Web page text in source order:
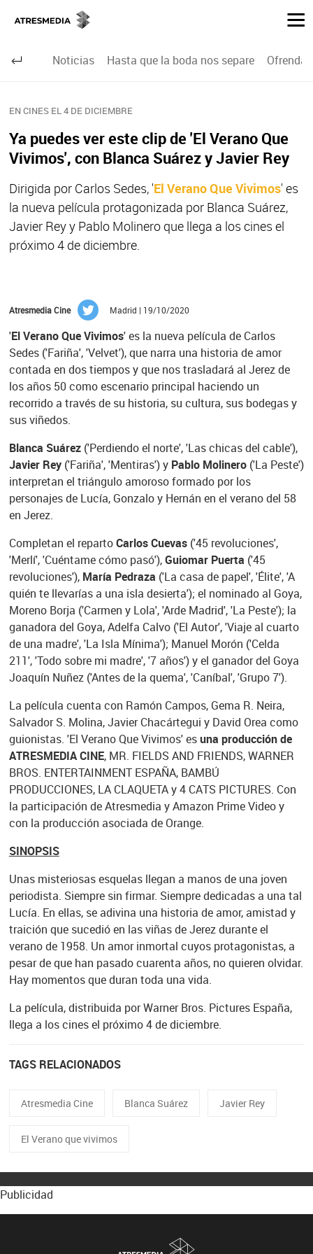
Noticias Hasta que la boda nos separe Ofrenda
EN CINES EL 4 DE DICIEMBRE
Ya puedes ver este clip de 'El Verano Que
Vivimos', con Blanca Suárez y Javier Rey
Dirigida por Carlos Sedes, 'El Verano Que Vivimos' es
la nueva película protagonizada por Blanca Suárez,
Javier Rey y Pablo Molinero que llega a los cines el
próximo 4 de diciembre.
Atresmedia Cine Madrid | 19/10/2020
'El Verano Que Vivimos' es la nueva película de Carlos
Sedes ('Fariña', 'Velvet'), que narra una historia de amor
contada en dos tiempos y que nos trasladará al Jerez de
los años 50 como escenario principal haciendo un
recorrido a través de su historia, su cultura, sus bodegas y
sus viñedos.
Blanca Suárez ('Perdiendo el norte', 'Las chicas del cable'),
Javier Rey('Fariña', 'Mentiras') y Pablo Molinero('La Peste')
interpretan el triángulo amoroso formado por los
personajes de Lucía, Gonzalo y Hernán en el verano del 58
en Jerez.
Completan el repartoCarlos Cuevas('45 revoluciones',
'Merlí', 'Cuéntame cómo pasó'),Guiomar Puerta ('45
revoluciones'), María Pedraza ('La casa de papel', 'Élite', 'A
quién te llevarías a una isla desierta'); el nominado al Goya,
Moreno Borja ('Carmen y Lola', 'Arde Madrid', 'La Peste'); la
ganadora del Goya, Adelfa Calvo ('El Autor', 'Viaje al cuarto
de una madre', 'La Isla Mínima'); Manuel Morón ('Celda
211', 'Todo sobre mi madre', '7 años') y el ganador del Goya
Joaquín Nuñez ('Antes de la quema', 'Caníbal', 'Grupo 7').
La película cuenta con Ramón Campos, Gema R. Neira,
Salvador S. Molina, Javier Chacártegui y David Orea como
guionistas. 'El Verano Que Vivimos' esuna producción de
ATRESMEDIA CINE, MR. FIELDS AND FRIENDS, WARNER
BROS. ENTERTAINMENT ESPAÑA, BAMBÚ
PRODUCCIONES, LA CLAQUETA y 4 CATS PICTURES. Con
la participación de Atresmedia y Amazon Prime Video y
con la producción asociada de Orange.
SINOPSIS
Unas misteriosas esquelas llegan a manos de una joven
periodista. Siempre sin firmar. Siempre dedicadas a una tal
Lucía. En ellas, se adivina una historia de amor, amistad y
traición que sucedió en las viñas de Jerez durante el
verano de 1958. Un amor inmortal cuyos protagonistas, a
pesar de que han pasado cuarenta años, no quieren olvidar.
Hay momentos que duran toda una vida.
La película, distribuida por Warner Bros. Pictures España,
llega a los cines el próximo 4 de diciembre.
TAGS RELACIONADOS
Atresmedia Cine Blanca Suárez Javier Rey
El Verano que vivimos
Publicidad